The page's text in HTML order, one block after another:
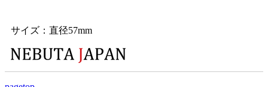
サイズ：直径57mm